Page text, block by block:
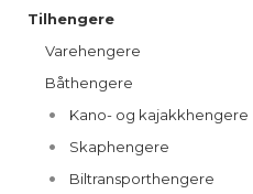
Tilhengere
Varehengere
Båthengere
Kano- og kajakkhengere
Skaphengere
Biltransporthengere